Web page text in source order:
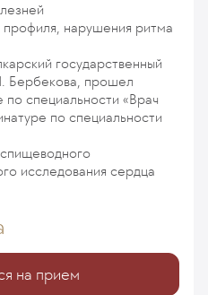
нарушения ритма
государственный
Бербекова, прошел
специальности «Врач
по специальности
исследования сердца
на прием